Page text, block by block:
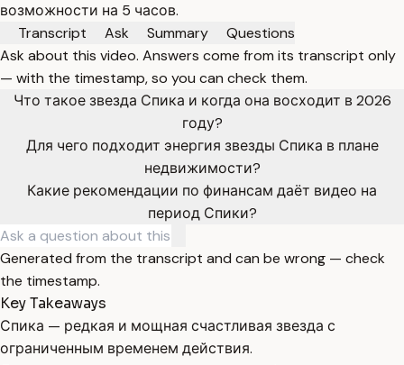
возможности на 5 часов.
Transcript
Ask Summary
Questions
Ask about this video. Answers come from its transcript only
— with the timestamp, so you can check them.
Что такое звезда Спика и когда она восходит в 2026
году?
Для чего подходит энергия звезды Спика в плане
недвижимости?
Какие рекомендации по финансам даёт видео на
период Спики?
Generated from the transcript and can be wrong — check
the timestamp.
Key Takeaways
Спика — редкая и мощная счастливая звезда с
ограниченным временем действия.